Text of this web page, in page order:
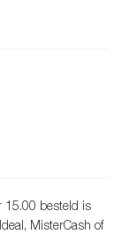
15.00 besteld is
MisterCash of